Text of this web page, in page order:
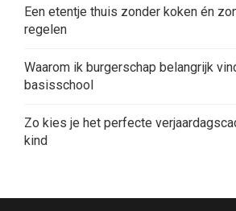
Een etentje thuis zonder koken én
regelen
Waarom ik burgerschap belangrijk
basisschool
Zo kies je het perfecte
kind